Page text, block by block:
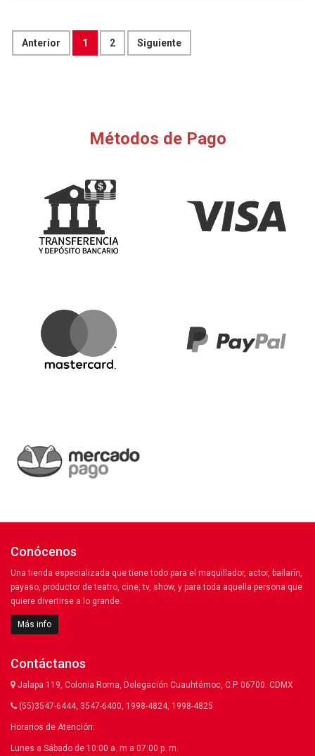
Anterior 1 2 Siguiente
Métodos de Pago
Conócenos
Una tienda especializada que tiene todo para el maquillador, actor, bailarín,
payaso, productor de teatro, cine, tv, show, y para toda aquella persona que
quiere divertirse a lo grande.
Más info
Contáctanos
Jalapa 119, Colonia Roma, Delegación Cuauhtémoc, C.P. 06700. CDMX
(55)3547-6444, 3547-6400, 1998-4824, 1998-4825
Horarios de Atención:
Lunes a Sábado de 10:00 a. m a 07:00 p. m.